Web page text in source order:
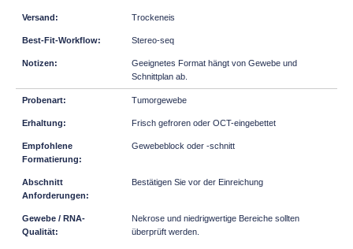
Trockeneis
Stereo-seq
Geeignetes Format hängt von Gewebe und
Schnittplan ab.
Tumorgewebe
Frisch gefroren oder OCT-eingebettet
Gewebeblock oder -schnitt
Bestätigen Sie vor der Einreichung
Nekrose und niedrigwertige Bereiche sollten
überprüft werden.